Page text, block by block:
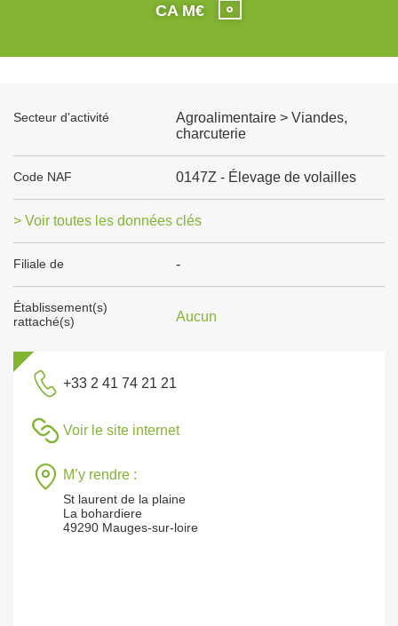
CA M€
Secteur d'activité
Agroalimentaire > Viandes,
charcuterie
Code NAF 0147Z - Élevage de volailles
> Voir toutes les données clés
Filiale de -
Établissement(s)
rattaché(s)
Aucun
+33 2 41 74 21 21
Voir le site internet
M’y rendre :
St laurent de la plaine
La bohardiere
49290 Mauges-sur-loire